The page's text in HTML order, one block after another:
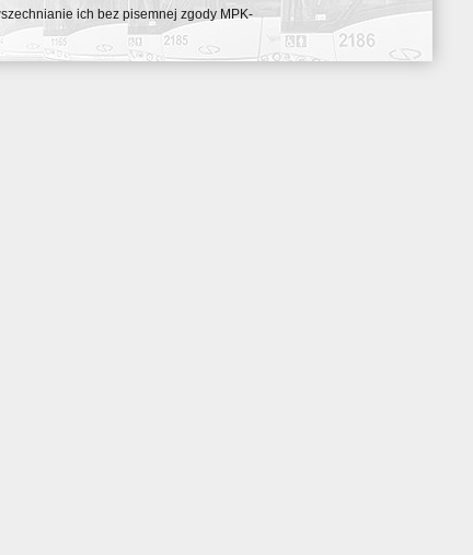
ich bez pisemnej zgody MPK-